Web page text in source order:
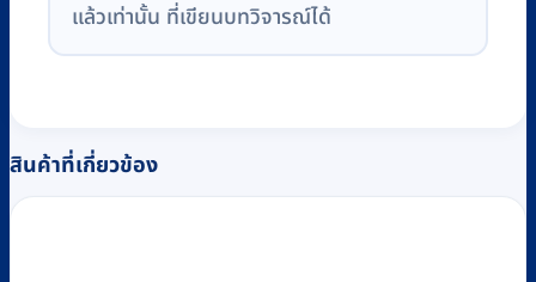
แล้วเท่านั้น ที่เขียนบทวิจารณ์ได้
สินค้าที่เกี่ยวข้อง